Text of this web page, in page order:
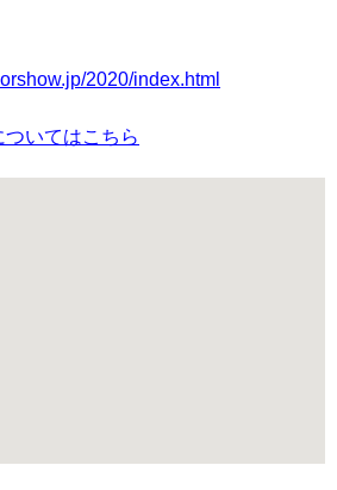
2020/index.html
いてはこちら